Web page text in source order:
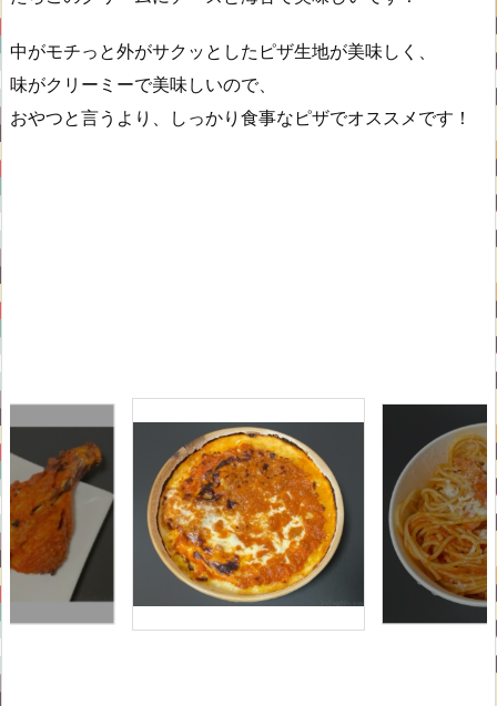
中がモチっと外がサクッとしたピザ生地が美味しく、
味がクリーミーで美味しいので、
おやつと言うより、しっかり食事なピザでオススメです！